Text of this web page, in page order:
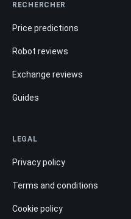
RECHERCHER
Price predictions
Robot reviews
Exchange reviews
Guides
LEGAL
Privacy policy
Terms and conditions
Cookie policy